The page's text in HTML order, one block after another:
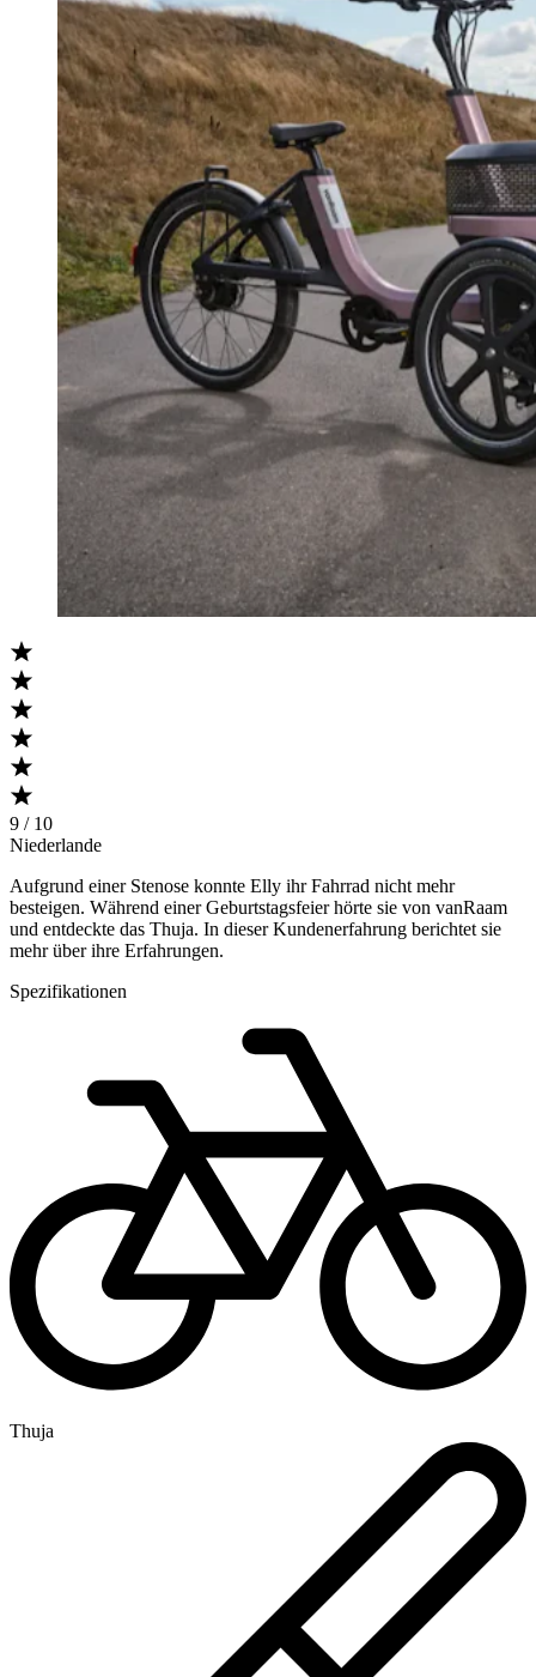
9 / 10
Niederlande
Aufgrund einer Stenose konnte Elly ihr Fahrrad nicht mehr
besteigen. Während einer Geburtstagsfeier hörte sie von vanRaam
und entdeckte das Thuja. In dieser Kundenerfahrung berichtet sie
mehr über ihre Erfahrungen.
Spezifikationen
Thuja